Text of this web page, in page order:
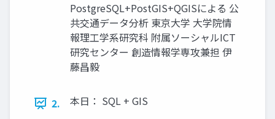
PostgreSQL+PostGIS+QGISによる 公
共交通データ分析 東京大学 大学院情
報理工学系研究科 附属ソーシャルICT
研究センター 創造情報学専攻兼担 伊
藤昌毅
2. 本日： SQL + GIS